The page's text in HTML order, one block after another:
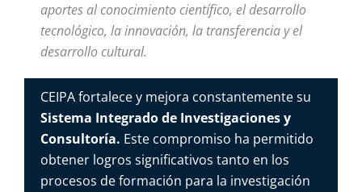
aportes al conocimiento científico, el desarrollo
tecnológico, la innovación, la transferencia y el
desarrollo cultural.
CEIPA fortalece y mejora constantemente su
Sistema Integrado de Investigaciones y
Consultoría. Este compromiso ha permitido
obtener logros significativos tanto en los
procesos de formación para la investigación